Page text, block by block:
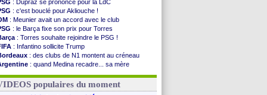
: Dupraz se prononce pour la LdC
: c'est bouclé pour Akliouche !
: Meunier avait un accord avec le club
: le Barça fixe son prix pour Torres
: Torres souhaite rejoindre le PSG !
: Infantino sollicite Trump
: des clubs de N1 montent au créneau
: quand Medina recadre... sa mère
: Paixão attire un 2e club anglais
populaires du moment